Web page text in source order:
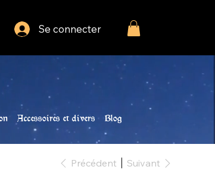
Se connecter
Précédent Suivant
Accessoires et divers Blog